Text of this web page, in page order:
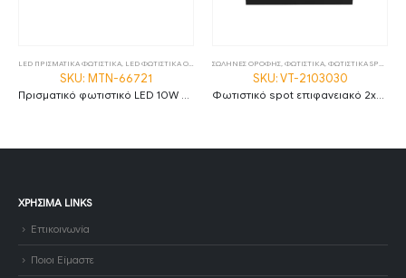
LED ΠΡΙΣΜΑΤΙΚΑ ΦΩΤΙΣΤΙΚΑ LED ΦΩΤΙΣΤΙΚΑ ΟΡΟΦΗΣ ,ΦΩΤΙΣΤΙΚΑ
SKU: MTN-66721
ΣΩΛΗΝΕΣ ΟΡΟΦΗΣ ΦΩΤΙΣΤΙΚΑ ΦΩΤΙΣΤΙΚΑ SPOT
SKU: VT-2103030
ΧΡΉΣΙΜΑ LINKS
Επικοινωνία
Ποιοι Είμαστε